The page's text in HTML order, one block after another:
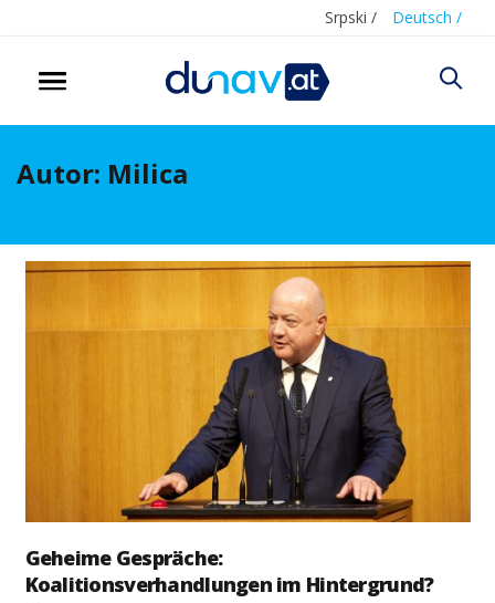
Srpski / Deutsch /
Autor: Milica
Geheime Gespräche:
Koalitionsverhandlungen im Hintergrund?